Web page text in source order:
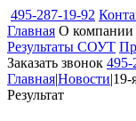
495-287-19-92
Главная О компании
Результаты СОУТ
Заказать звонок 495-
Главная|Новости|19-
Результат